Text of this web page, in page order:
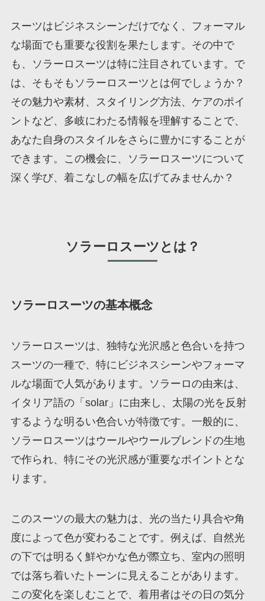
スーツはビジネスシーンだけでなく、フォーマル
な場面でも重要な役割を果たします。その中で
も、ソラーロスーツは特に注目されています。で
は、そもそもソラーロスーツとは何でしょうか？
その魅力や素材、スタイリング方法、ケアのポイ
ントなど、多岐にわたる情報を理解することで、
あなた自身のスタイルをさらに豊かにすることが
できます。この機会に、ソラーロスーツについて
深く学び、着こなしの幅を広げてみませんか？
ソラーロスーツとは？
ソラーロスーツの基本概念
ソラーロスーツは、独特な光沢感と色合いを持つ
スーツの一種で、特にビジネスシーンやフォーマ
ルな場面で人気があります。ソラーロの由来は、
イタリア語の「solar」に由来し、太陽の光を反射
するような明るい色合いが特徴です。一般的に、
ソラーロスーツはウールやウールブレンドの生地
で作られ、特にその光沢感が重要なポイントとな
ります。
このスーツの最大の魅力は、光の当たり具合や角
度によって色が変わることです。例えば、自然光
の下では明るく鮮やかな色が際立ち、室内の照明
では落ち着いたトーンに見えることがあります。
この変化を楽しむことで、着用者はその日の気分